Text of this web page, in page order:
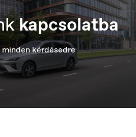
kapcsolatba
minden kérdésedre